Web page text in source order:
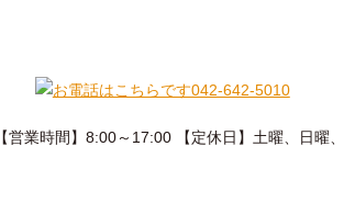
【営業時間】8:00～17:00 【定休日】土曜、日曜